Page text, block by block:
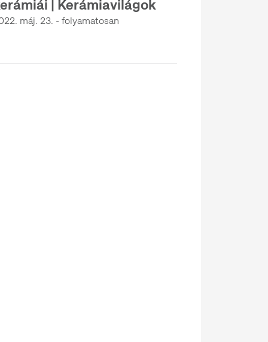
| Kerámiavilágok
máj. 23. - folyamatosan